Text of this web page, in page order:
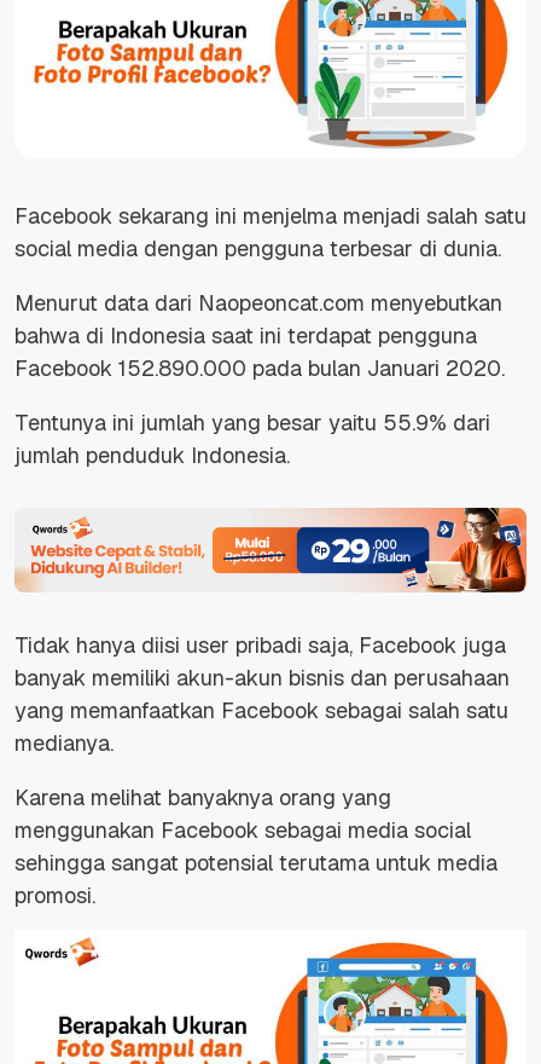
Facebook sekarang ini menjelma menjadi salah satu
social media dengan pengguna terbesar di dunia.
Menurut data dari Naopeoncat.com menyebutkan
bahwa di Indonesia saat ini terdapat pengguna
Facebook 152.890.000 pada bulan Januari 2020.
Tentunya ini jumlah yang besar yaitu 55.9% dari
jumlah penduduk Indonesia.
Tidak hanya diisi user pribadi saja, Facebook juga
banyak memiliki akun-akun bisnis dan perusahaan
yang memanfaatkan Facebook sebagai salah satu
medianya.
Karena melihat banyaknya orang yang
menggunakan Facebook sebagai media social
sehingga sangat potensial terutama untuk media
promosi.